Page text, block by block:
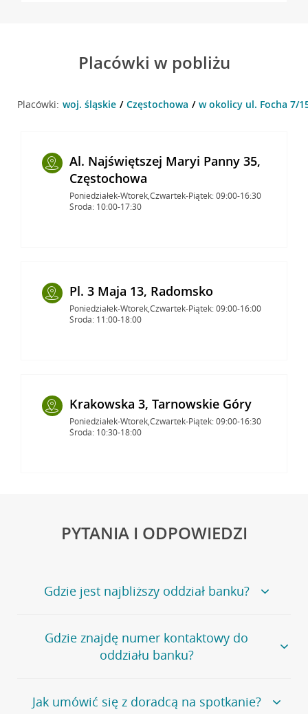
Placówki w pobliżu
Placówki: woj. śląskie Częstochowa w okolicy ul. Focha 7/
Al. Najświętszej Maryi Panny 35,
Częstochowa
Poniedziałek-Wtorek,Czwartek-Piątek: 09:00-16:30
Środa: 10:00-17:30
Pl. 3 Maja 13, Radomsko
Poniedziałek-Wtorek,Czwartek-Piątek: 09:00-16:00
Środa: 11:00-18:00
Krakowska 3, Tarnowskie Góry
Poniedziałek-Wtorek,Czwartek-Piątek: 09:00-16:30
Środa: 10:30-18:00
PYTANIA I ODPOWIEDZI
Gdzie jest najbliższy oddział banku?
Jeśli szukasz oddziału naszego banku, zapraszamy na
stronęPlacówki i bankomaty, na której znajduje się
wygodna wyszukiwarka.
oddziałów
Gdzie znajdę numer kontaktowy do
oddziału banku?
Bank Credit Agricole nie udostępnia ogólnego numeru
telefonu do placówki bankowej.
Jak umówić się z doradcą na spotkanie?